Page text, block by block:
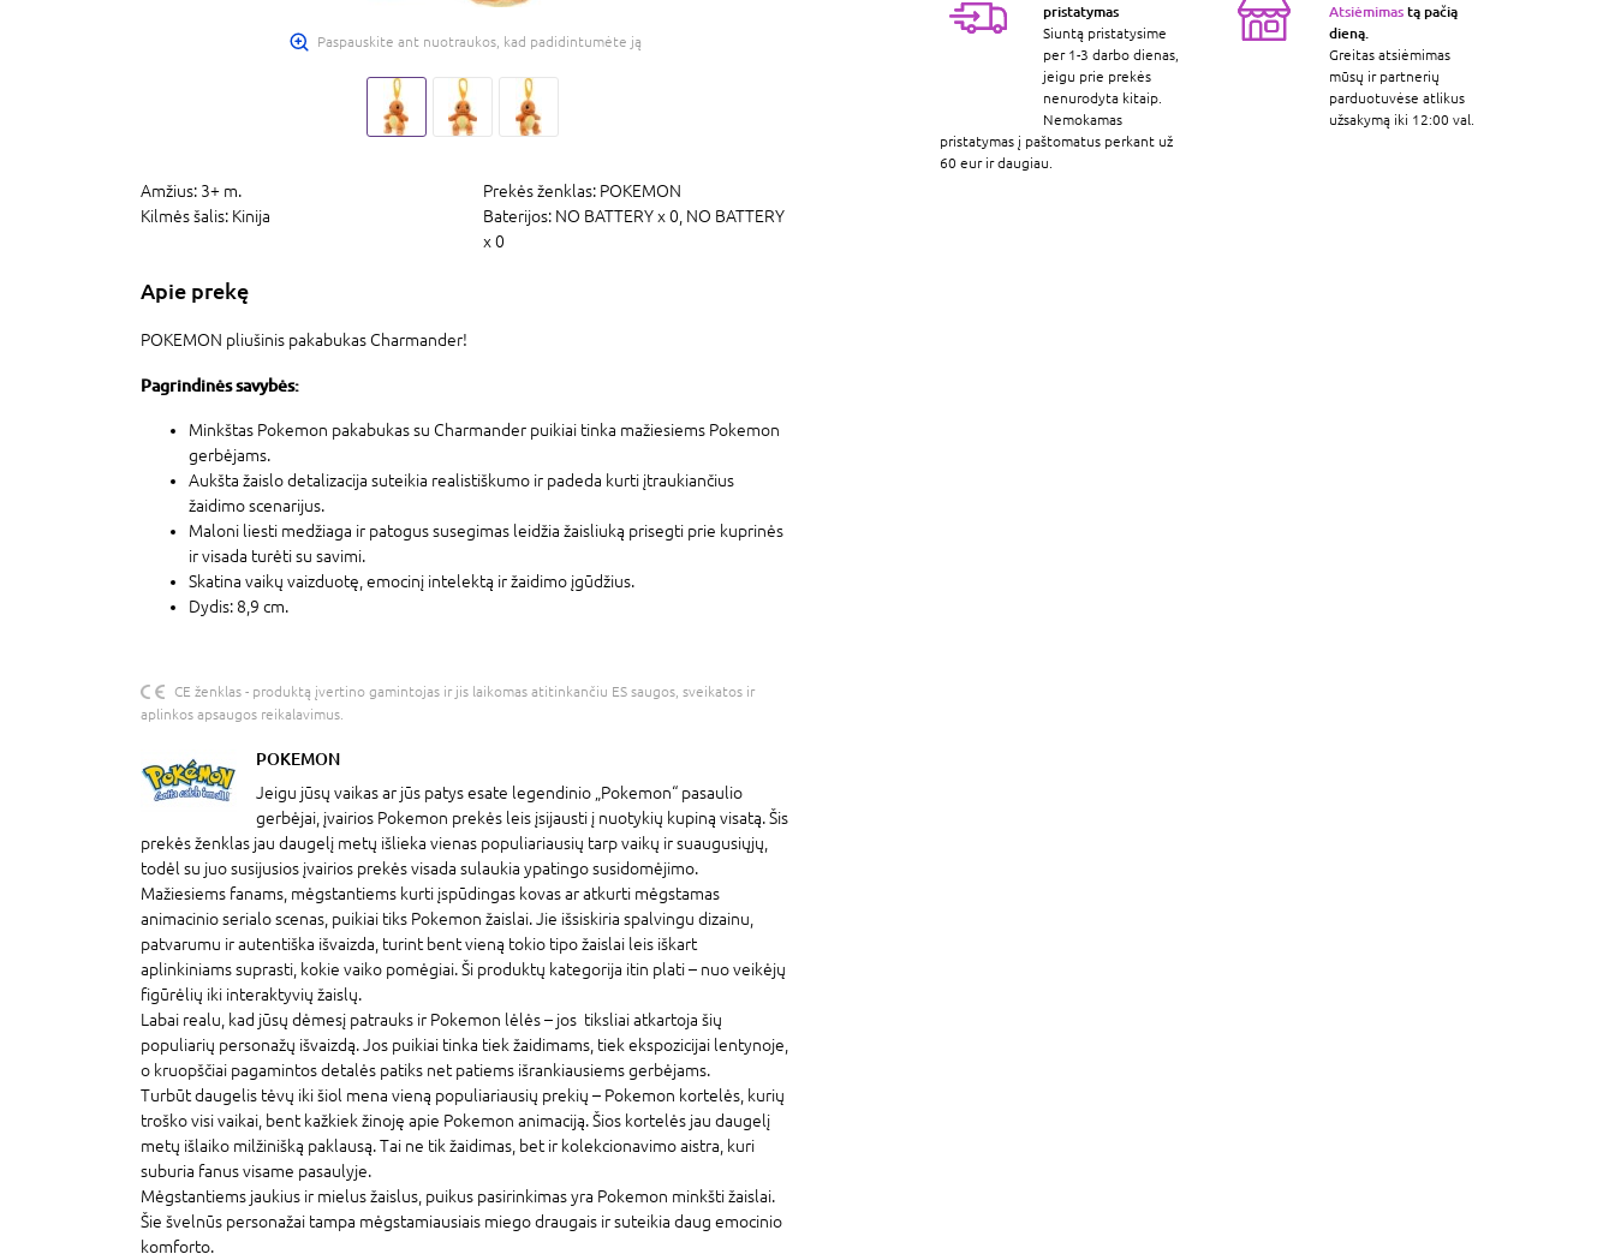
Paspauskite ant nuotraukos, kad padidintumėte ją
Amžius: 3+ m. Prekės ženklas: POKEMON
Kilmės šalis: Kinija Baterijos: NO BATTERY x 0, NO BATTERY
x 0
Apie prekę
POKEMON pliušinis pakabukas Charmander!
Pagrindinės savybės:
Minkštas Pokemon pakabukas su Charmander puikiai tinka mažiesiems Pokemon
gerbėjams.
Aukšta žaislo detalizacija suteikia realistiškumo ir padeda kurti įtraukiančius
žaidimo scenarijus.
Maloni liesti medžiaga ir patogus susegimas leidžia žaisliuką prisegti prie kuprinės
ir visada turėti su savimi.
Skatina vaikų vaizduotę, emocinį intelektą ir žaidimo įgūdžius.
Dydis: 8,9 cm.
CE ženklas - produktą įvertino gamintojas ir jis laikomas atitinkančiu ES saugos, sveikatos ir
aplinkos apsaugos reikalavimus.
POKEMON
Jeigu jūsų vaikas ar jūs patys esate legendinio „Pokemon“ pasaulio
gerbėjai, įvairios Pokemon prekės leis įsijausti į nuotykių kupiną visatą. Šis
prekės ženklas jau daugelį metų išlieka vienas populiariausių tarp vaikų ir suaugusiųjų,
todėl su juo susijusios įvairios prekės visada sulaukia ypatingo susidomėjimo.
Mažiesiems fanams, mėgstantiems kurti įspūdingas kovas ar atkurti mėgstamas
animacinio serialo scenas, puikiai tiks Pokemon žaislai. Jie išsiskiria spalvingu dizainu,
patvarumu ir autentiška išvaizda, turint bent vieną tokio tipo žaislai leis iškart
aplinkiniams suprasti, kokie vaiko pomėgiai. Ši produktų kategorija itin plati – nuo veikėjų
figūrėlių iki interaktyvių žaislų.
Labai realu, kad jūsų dėmesį patrauks ir Pokemon lėlės – jos tiksliai atkartoja šių
populiarių personažų išvaizdą. Jos puikiai tinka tiek žaidimams, tiek ekspozicijai lentynoje,
o kruopščiai pagamintos detalės patiks net patiems išrankiausiems gerbėjams.
Turbūt daugelis tėvų iki šiol mena vieną populiariausių prekių – Pokemon kortelės, kurių
troško visi vaikai, bent kažkiek žinoję apie Pokemon animaciją. Šios kortelės jau daugelį
metų išlaiko milžinišką paklausą. Tai ne tik žaidimas, bet ir kolekcionavimo aistra, kuri
suburia fanus visame pasaulyje.
Mėgstantiems jaukius ir mielus žaislus, puikus pasirinkimas yra Pokemon minkšti žaislai.
Šie švelnūs personažai tampa mėgstamiausiais miego draugais ir suteikia daug emocinio
komforto.
pristatymas
Siuntą pristatysime
per 1-3 darbo dienas,
jeigu prie prekės
nenurodyta kitaip.
Nemokamas
pristatymas į paštomatus perkant už
60 eur ir daugiau.
Atsiėmimastą pačią
dieną.
Greitas atsiėmimas
mūsų ir partnerių
parduotuvėse atlikus
užsakymą iki 12:00 val.